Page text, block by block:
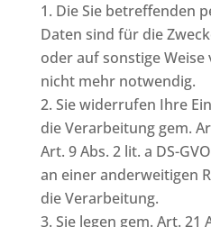
Die Sie betreffenden
Daten sind für die
oder auf sonstige
nicht mehr notwendig.
Sie widerrufen Ihre
die Verarbeitung gem.
Art. 9 Abs. 2 lit. a DS-
an einer anderweitigen
die Verarbeitung.
Sie legen gem. Art. 21